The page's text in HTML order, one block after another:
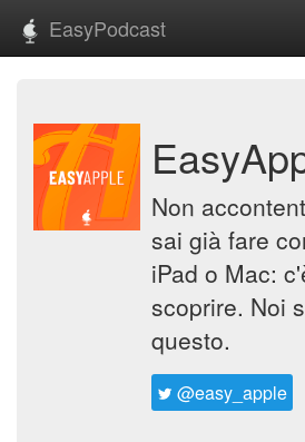
EasyPodcast
Non
sai già fare
iPad o Mac:
scoprire. Noi
questo.
@easy_apple